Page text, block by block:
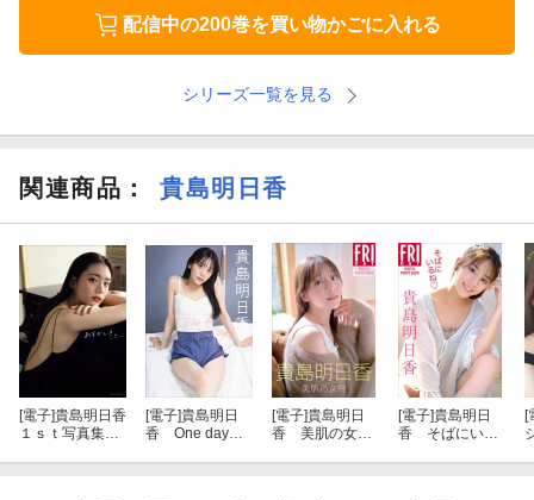
配信中の200巻を買い物かごに入れる
シリーズ一覧を見る
関連商品 ： 貴島明日香
[電子]貴島明日香
１ｓｔ写真集
[電子]貴島明日
香 One day，
[電子]貴島明日
香 美肌の女
[電子]貴島明日
香 そばにいる
[